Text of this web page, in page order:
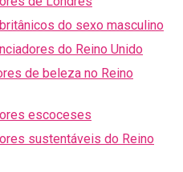
do sexo masculino
do Reino Unido
de beleza no Reino
escoceses
sustentáveis do Reino